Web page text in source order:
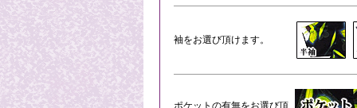
袖をお選び頂けます。
ポケットの有無をお選び頂